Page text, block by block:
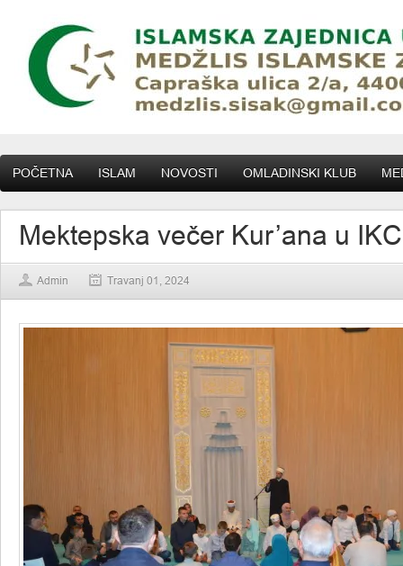
POČETNA ISLAM NOVOSTI OMLADINSKI KLUB
Mektepska večer Kur’ana u
Admin Travanj 01, 2024